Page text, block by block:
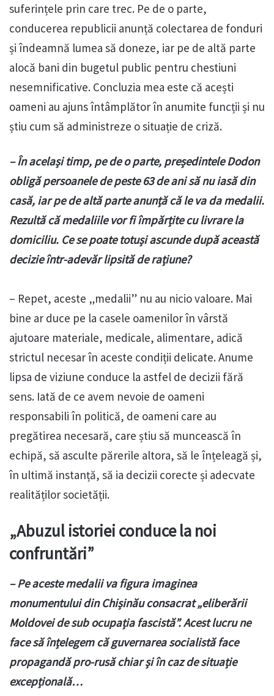
suferințele prin care trec. Pe de o parte,
conducerea republicii anunță colectarea de fonduri
și îndeamnă lumea să doneze, iar pe de altă parte
alocă bani din bugetul public pentru chestiuni
nesemnificative. Concluzia mea este că acești
oameni au ajuns întâmplător în anumite funcții și nu
știu cum să administreze o situație de criză.
– În același timp, pe de o parte, președintele Dodon
obligă persoanele de peste 63 de ani să nu iasă din
casă, iar pe de altă parte anunță că le va da medalii.
Rezultă că medaliile vor fi împărțite cu livrare la
domiciliu. Ce se poate totuși ascunde după această
decizie într-adevăr lipsită de rațiune?
– Repet, aceste „medalii” nu au nicio valoare. Mai
bine ar duce pe la casele oamenilor în vârstă
ajutoare materiale, medicale, alimentare, adică
strictul necesar în aceste condiții delicate. Anume
lipsa de viziune conduce la astfel de decizii fără
sens. Iată de ce avem nevoie de oameni
responsabili în politică, de oameni care au
pregătirea necesară, care știu să muncească în
echipă, să asculte părerile altora, să le înțeleagă și,
în ultimă instanță, să ia decizii corecte și adecvate
realităților societății.
„Abuzul istoriei conduce la noi
confruntări”
– Pe aceste medalii va figura imaginea
monumentului din Chișinău consacrat „eliberării
Moldovei de sub ocupația fascistă”. Acest lucru ne
face să înțelegem că guvernarea socialistă face
propagandă pro-rusă chiar și în caz de situație
excepțională…